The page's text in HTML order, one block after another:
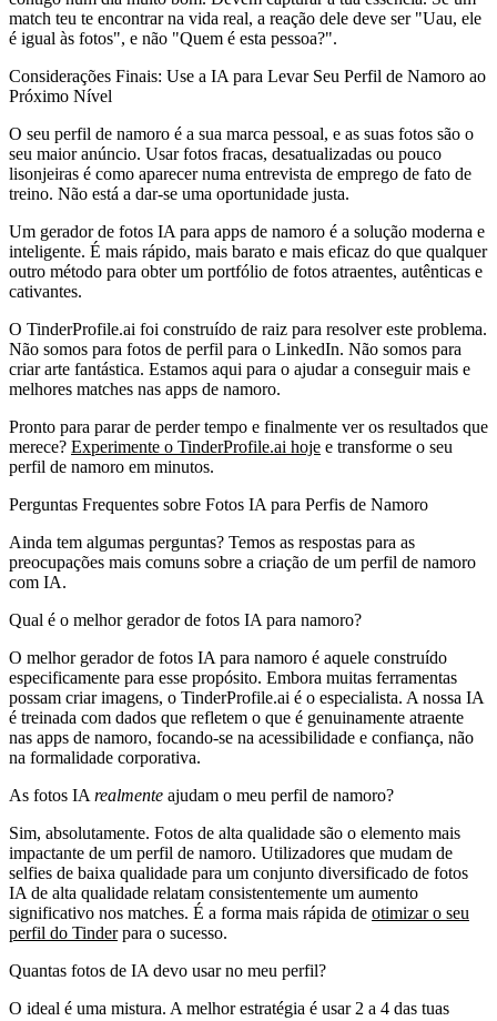
match teu te encontrar na vida real, a reação dele deve ser "Uau, ele
é igual às fotos", e não "Quem é esta pessoa?".
Considerações Finais: Use a IA para Levar Seu Perfil de Namoro ao
Próximo Nível
O seu perfil de namoro é a sua marca pessoal, e as suas fotos são o
seu maior anúncio. Usar fotos fracas, desatualizadas ou pouco
lisonjeiras é como aparecer numa entrevista de emprego de fato de
treino. Não está a dar-se uma oportunidade justa.
Um gerador de fotos IA para apps de namoro é a solução moderna e
inteligente. É mais rápido, mais barato e mais eficaz do que qualquer
outro método para obter um portfólio de fotos atraentes, autênticas e
cativantes.
O TinderProfile.ai foi construído de raiz para resolver este problema.
Não somos para fotos de perfil para o LinkedIn. Não somos para
criar arte fantástica. Estamos aqui para o ajudar a conseguir mais e
melhores matches nas apps de namoro.
Pronto para parar de perder tempo e finalmente ver os resultados que
merece? Experimente o TinderProfile.ai hoje e transforme o seu
perfil de namoro em minutos.
Perguntas Frequentes sobre Fotos IA para Perfis de Namoro
Ainda tem algumas perguntas? Temos as respostas para as
preocupações mais comuns sobre a criação de um perfil de namoro
com IA.
Qual é o melhor gerador de fotos IA para namoro?
O melhor gerador de fotos IA para namoro é aquele construído
especificamente para esse propósito. Embora muitas ferramentas
possam criar imagens, o TinderProfile.ai é o especialista. A nossa IA
é treinada com dados que refletem o que é genuinamente atraente
nas apps de namoro, focando-se na acessibilidade e confiança, não
na formalidade corporativa.
As fotos IA realmente ajudam o meu perfil de namoro?
Sim, absolutamente. Fotos de alta qualidade são o elemento mais
impactante de um perfil de namoro. Utilizadores que mudam de
selfies de baixa qualidade para um conjunto diversificado de fotos
IA de alta qualidade relatam consistentemente um aumento
significativo nos matches. É a forma mais rápida de otimizar o seu
perfil do Tinderpara o sucesso.
Quantas fotos de IA devo usar no meu perfil?
O ideal é uma mistura. A melhor estratégia é usar 2 a 4 das tuas